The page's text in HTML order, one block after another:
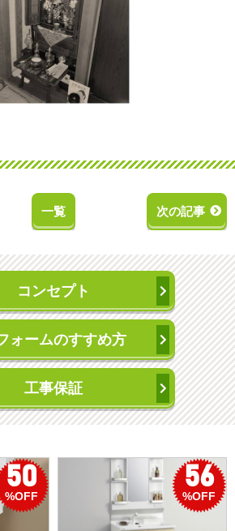
一覧 次の記事
コンセプト
ォームのすすめ方
工事保証
50
%OFF
56
%OFF